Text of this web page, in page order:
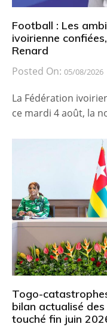
Football : Les
ivoirienne
Renard
Posted On: 05/08/2026
La Fédération
ce mardi 4 août, la
Togo-
bilan actualisé
touché fin juin